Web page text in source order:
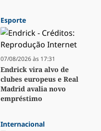
Esporte
07/08/2026 às 17:31
Endrick vira alvo de
clubes europeus e Real
Madrid avalia novo
empréstimo
Internacional